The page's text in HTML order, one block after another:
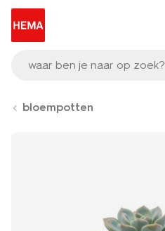
waar ben je naar op zoek?
bloempotten